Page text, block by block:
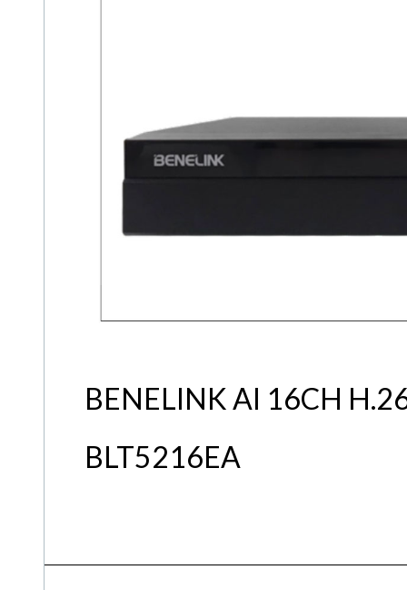
BENELINK AI 16CH
BLT5216EA